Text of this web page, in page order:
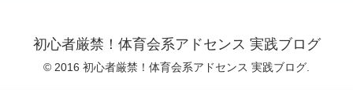
初心者厳禁！体育会系アドセンス 実践ブログ
© 2016 初心者厳禁！体育会系アドセンス 実践ブログ.